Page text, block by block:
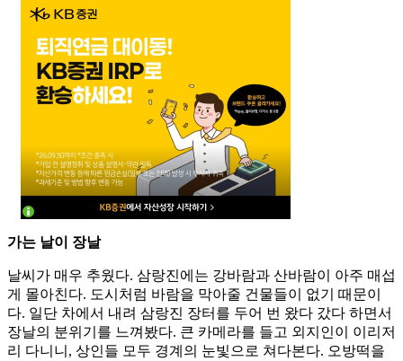
가는 날이 장날
날씨가 매우 추웠다. 삼랑진에는 강바람과 산바람이 아주 매섭
게 몰아친다. 도시처럼 바람을 막아줄 건물들이 없기 때문이
다. 일단 차에서 내려 삼랑진 장터를 두어 번 왔다 갔다 하면서
장날의 분위기를 느껴봤다. 큰 카메라를 들고 외지인이 이리저
리 다니니, 상인들 모두 경계의 눈빛으로 쳐다본다. 오방떡을